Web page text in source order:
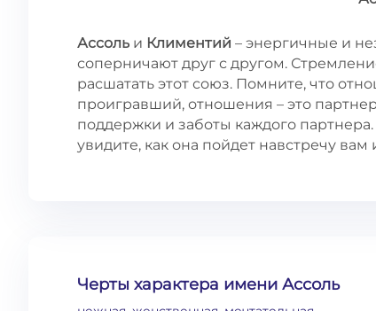
Ассоль и Климентий – энергичные и
соперничают друг с другом.
расшатать этот союз. Помните, что
проигравший, отношения – это
поддержки и заботы каждого
увидите, как она пойдет навстречу
Черты характера имени Ассоль